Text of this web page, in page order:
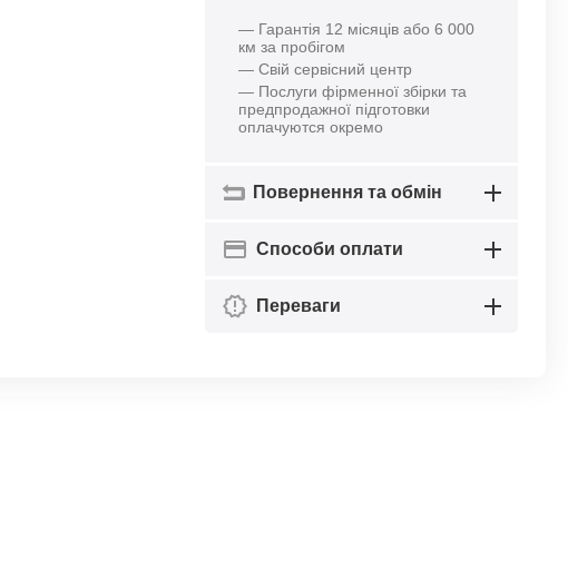
— Гарантія 12 місяців або 6 000
км за пробігом
— Свій сервісний центр
— Послуги фірменної збірки та
предпродажної підготовки
оплачуются окремо
Повернення та обмін
Способи оплати
Переваги